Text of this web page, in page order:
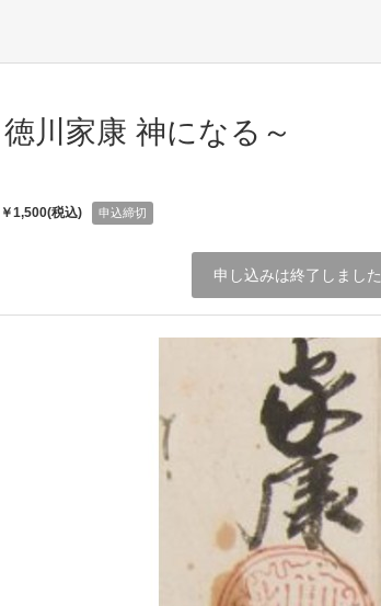
川家康 神になる～
￥1,500(税込) 申込締切
申し込みは終了しました